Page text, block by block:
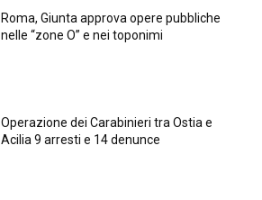
Roma, Giunta approva opere pubbliche
nelle “zone O” e nei toponimi
Operazione dei Carabinieri tra Ostia e
Acilia 9 arresti e 14 denunce